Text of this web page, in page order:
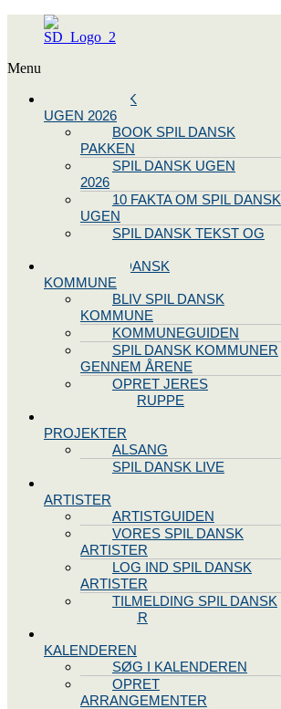
Menu
SPIL DANSK
UGEN 2026
BOOK SPIL DANSK
PAKKEN
SPIL DANSK UGEN
2026
10 FAKTA OM SPIL DANSK
UGEN
SPIL DANSK TEKST OG
BLIV SPIL DANSK
KOMMUNE
BLIV SPIL DANSK
KOMMUNE
KOMMUNEGUIDEN
SPIL DANSK KOMMUNER
GENNEM ÅRENE
OPRET JERES
STYREGRUPPE
PROJEKTER
ALSANG
SPIL DANSK LIVE
ARTISTER
ARTISTGUIDEN
VORES SPIL DANSK
ARTISTER
LOG IND SPIL DANSK
ARTISTER
TILMELDING SPIL DANSK
ARTISTER
KALENDEREN
SØG I KALENDEREN
OPRET
ARRANGEMENTER